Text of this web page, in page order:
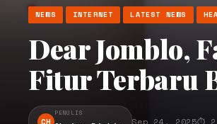
NEWS INTERNET LATEST NEWS
Dear Jomblo,
Fitur Terbaru
CH
PENULIS
Sep 24, 2025⏱ 2